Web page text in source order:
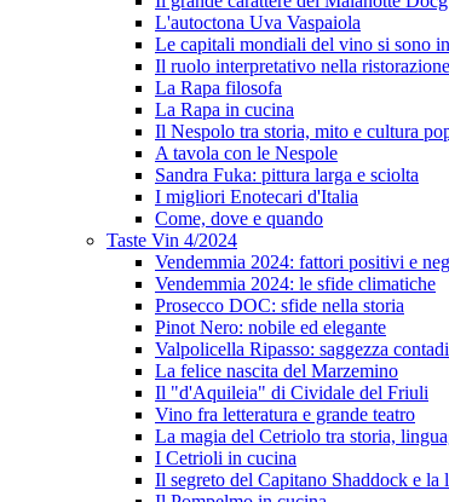
L'autoctona Uva Vaspaiola
Le capitali mondiali del vino si sono
Il ruolo interpretativo nella
La Rapa filosofa
La Rapa in cucina
Il Nespolo tra storia, mito e cultura
A tavola con le Nespole
Sandra Fuka: pittura larga e sciolta
I migliori Enotecari d'Italia
Come, dove e quando
Taste Vin 4/2024
Vendemmia 2024: fattori positivi e
Vendemmia 2024: le sfide climatiche
Prosecco DOC: sfide nella storia
Pinot Nero: nobile ed elegante
Valpolicella Ripasso: saggezza
La felice nascita del Marzemino
Il "d'Aquileia" di Cividale del Friuli
Vino fra letteratura e grande teatro
La magia del Cetriolo tra storia,
I Cetrioli in cucina
Il segreto del Capitano Shaddock e la